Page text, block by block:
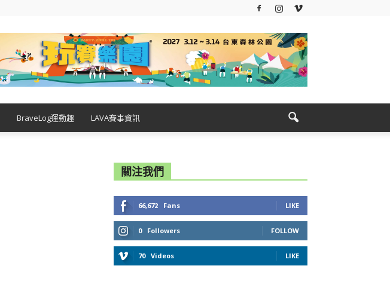
BraveLog運動趣 LAVA賽事資訊
關注我們
66,672 Fans LIKE
0 Followers FOLLOW
70 Videos LIKE